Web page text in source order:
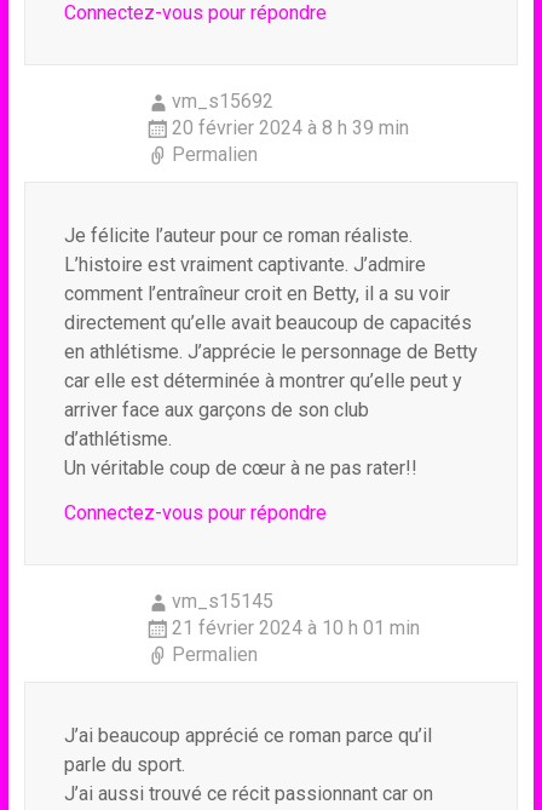
Connectez-vous pour répondre
vm_s15692
20 février 2024 à 8 h 39 min
Permalien
Je félicite l’auteur pour ce roman réaliste.
L’histoire est vraiment captivante. J’admire
comment l’entraîneur croit en Betty, il a su voir
directement qu’elle avait beaucoup de capacités
en athlétisme. J’apprécie le personnage de Betty
car elle est déterminée à montrer qu’elle peut y
arriver face aux garçons de son club
d’athlétisme.
Un véritable coup de cœur à ne pas rater!!
Connectez-vous pour répondre
vm_s15145
21 février 2024 à 10 h 01 min
Permalien
J’ai beaucoup apprécié ce roman parce qu’il
parle du sport.
J’ai aussi trouvé ce récit passionnant car on